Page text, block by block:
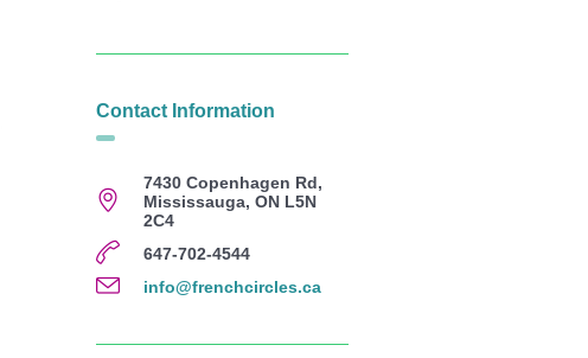
Contact Information
7430 Copenhagen Rd,
Mississauga, ON L5N
2C4
647-702-4544
info@frenchcircles.ca